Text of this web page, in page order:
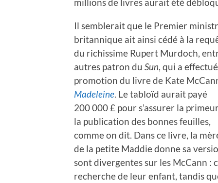
Il semblerait que le Premier
britannique ait ainsi cédé à la
du richissime Rupert Murdoch,
autres patron du Sun , qui a
promotion du livre de Kate
Madeleine . Le tabloïd aurait payé
200 000 £ pour s’assurer la
la publication des bonnes feuilles,
comme on dit. Dans ce livre, la
de la petite Maddie donne sa
sont divergentes sur les McCann
recherche de leur enfant, tandis